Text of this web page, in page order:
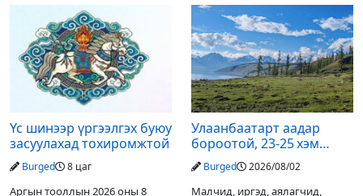
голын усны түвшин нэмэгдэх,
нөөлөг салхи, мөндөр, аянга
цахилгаан, үерийн аюулаас
сэрэмжлэхийг
хэмжээний бороо, дуу
цахилгаантай аадар бороо
орох тул голын усны түвшин
нэмэгдэх, нөөлөг салхи,
Үс шинээр үргээлгэх буюу
засуулахад тохиромжтой
Burged 8 цаг
Аргын тооллын 2026 оны 8
Улаанбаатарт аадар
бороотой, 23-25 хэм
дулаан байна
Burged 2026/08/02
Малчид, иргэд, аялагчид,